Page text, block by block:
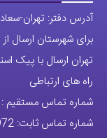
آدرس دفتر: تهران-سعادت
برای شهرستان ارسال
تهران ارسال با پیک
راه های ارتباطی
شماره تماس مستقیم :
شماره تماس ثابت: